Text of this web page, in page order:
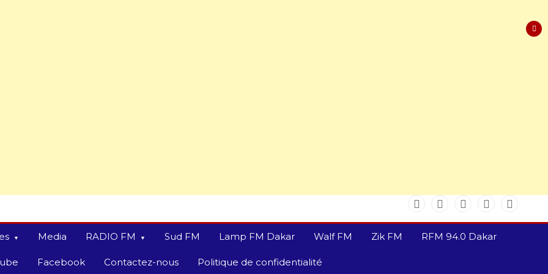
Media RADIO FM Sud FM Lamp FM Dakar Walf FM Zik FM RFM 94.0 Dakar
Facebook Contactez-nous Politique de confidentialité